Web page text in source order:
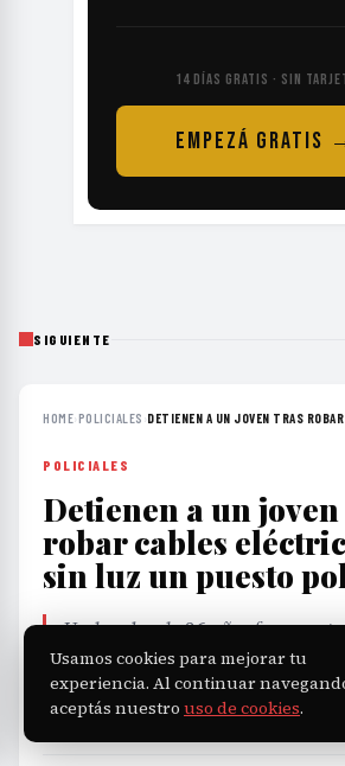
14 DÍAS GRATIS · SIN
EMPEZÁ GRATIS
SIGUIENTE
HOME›POLICIALES ›DETIENEN A UN JOVEN TRAS
POLICIALES
Detienen a un
robar cables
sin luz un puesto
Un hombre de 26 años fue
sustraer cables que provocaron el
en un puesto de control ubicado
Santa Fe-Rosario.
Usamos cookies para mejorar tu
experiencia. Al continuar
aceptás nuestro uso de cookies.